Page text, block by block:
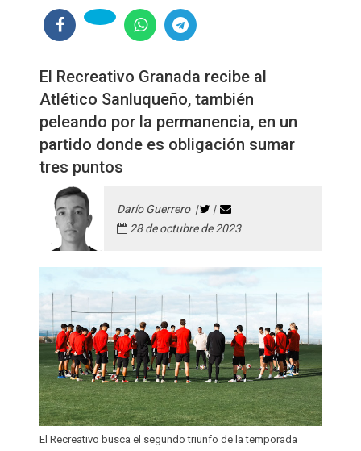
El Recreativo Granada recibe al
Atlético Sanluqueño, también
peleando por la permanencia, en un
partido donde es obligación sumar
tres puntos
Darío Guerrero |
|
28 de octubre de 2023
El Recreativo busca el segundo triunfo de la temporada